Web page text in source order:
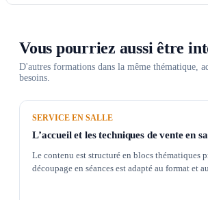
Vous pourriez aussi être
D'autres formations dans la même thématique,
besoins.
SERVICE EN SALLE
L’accueil et les techniques de vente en
Le contenu est structuré en blocs thématiques
découpage en séances est adapté au format et